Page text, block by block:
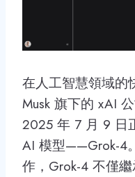
在人工智慧領域的
Musk 旗下的 xAI
2025 年 7 月 9 日
AI 模型——Grok-4
作，Grok-4 不僅